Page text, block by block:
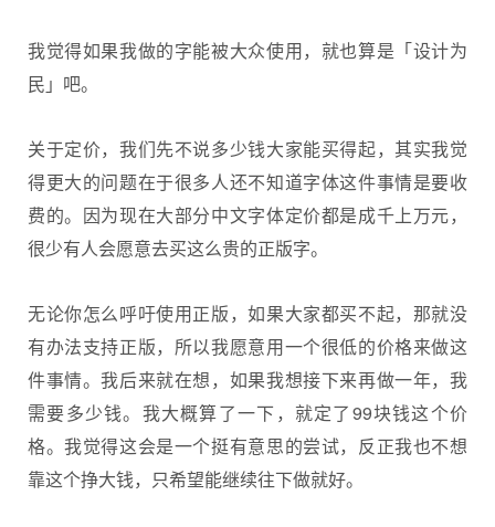
我觉得如果我做的字能被大众使用，就也算是「设计为
民」吧。
关于定价，我们先不说多少钱大家能买得起，其实我觉
得更大的问题在于很多人还不知道字体这件事情是要收
费的。因为现在大部分中文字体定价都是成千上万元，
很少有人会愿意去买这么贵的正版字。
无论你怎么呼吁使用正版，如果大家都买不起，那就没
有办法支持正版，所以我愿意用一个很低的价格来做这
件事情。我后来就在想，如果我想接下来再做一年，我
需要多少钱。我大概算了一下，就定了99块钱这个价
格。我觉得这会是一个挺有意思的尝试，反正我也不想
靠这个挣大钱，只希望能继续往下做就好。